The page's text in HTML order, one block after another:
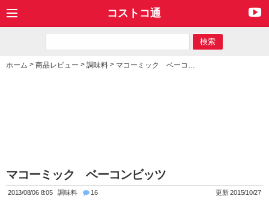
コストコ通
ホーム > 商品レビュー > 調味料 > マコーミック ベーコンビッツ
マコーミック ベーコンビッツ
2013/08/06 8:05 調味料 16 更新 2015/10/27